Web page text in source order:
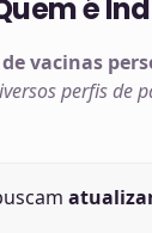
é
vacinas
perfis de